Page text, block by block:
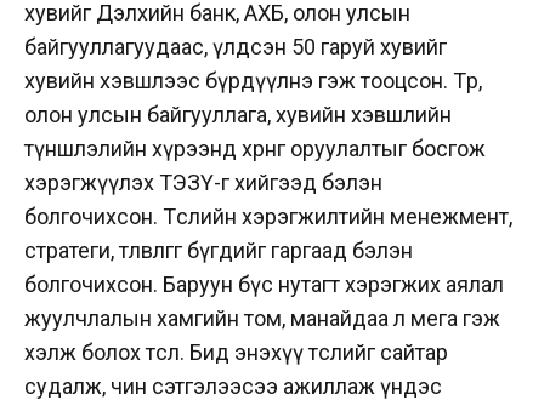
хувийг Дэлхийн банк, АХБ, олон улсын
байгууллагуудаас, үлдсэн 50 гаруй хувийг
хувийн хэвшлээс бүрдүүлнэ гэж тооцсон. Төр,
олон улсын байгууллага, хувийн хэвшлийн
түншлэлийн хүрээнд хөрөнгө оруулалтыг босгож
хэрэгжүүлэх ТЭЗҮ-г хийгээд бэлэн
болгочихсон. Төслийн хэрэгжилтийн менежмент,
стратеги, төлөвлөгөөг бүгдийг гаргаад бэлэн
болгочихсон. Баруун бүс нутагт хэрэгжих аялал
жуулчлалын хамгийн том, манайдаа л мега гэж
хэлж болох төсөл. Бид энэхүү төслийг сайтар
судалж, чин сэтгэлээсээ ажиллаж үндэс